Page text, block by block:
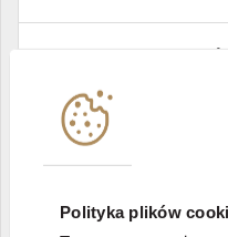
Polityka plików
Instytucje